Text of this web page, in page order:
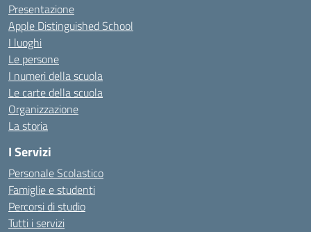
Presentazione
Apple Distinguished School
I luoghi
Le persone
I numeri della scuola
Le carte della scuola
Organizzazione
La storia
I Servizi
Personale Scolastico
Famiglie e studenti
Percorsi di studio
Tutti i servizi